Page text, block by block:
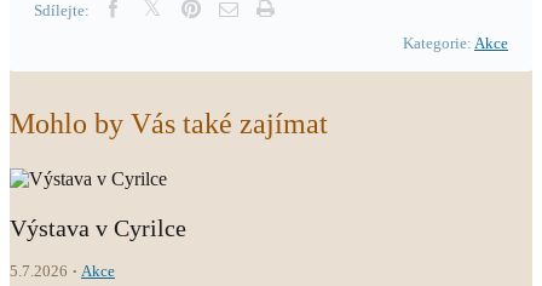
Sdílejte:
Kategorie: Akce
Mohlo by Vás také zajímat
Výstava v Cyrilce
5.7.2026 Akce